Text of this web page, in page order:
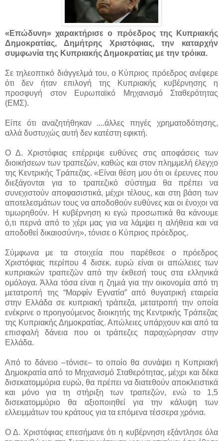
«Επώδυνη» χαρακτήρισε ο πρόεδρος της Κυπριακής
Δημοκρατίας, Δημήτρης Χριστόφιας, την καταρχήν
συμφωνία της Κυπριακής Δημοκρατίας με την τρόικα.
Σε τηλεοπτικό διάγγελμά του, ο Κύπριος πρόεδρος ανέφερε
ότι δεν ήταν επιλογή της Κυπριακής κυβέρνησης η
προσφυγή στον Ευρωπαϊκό Μηχανισμό Σταθερότητας
(ΕΜΣ).
Είπε ότι αναζητήθηκαν ....άλλες πηγές χρηματοδότησης,
αλλά δυστυχώς αυτή δεν κατέστη εφικτή.
Ο Δ. Χριστόφιας επέρριψε ευθύνες στις αποφάσεις των
διοικήσεων των τραπεζών, καθώς και στον πλημμελή έλεγχο
της Κεντρικής Τράπεζας. «Είναι θέση μου ότι οι έρευνες που
διεξάγονται για το τραπεζικό σύστημα θα πρέπει να
συνεχιστούν αποφασιστικά, μέχρι τέλους, και στη βάση των
αποτελεσμάτων τους να αποδοθούν ευθύνες και οι ένοχοι να
τιμωρηθούν. Η κυβέρνηση κι εγώ προσωπικά θα κάνουμε
ό,τι περνά από το χέρι μας για να λάμψει η αλήθεια και να
αποδοθεί δικαιοσύνη», τόνισε ο Κύπριος πρόεδρος.
Σύμφωνα με τα στοιχεία που παρέθεσε ο πρόεδρος
Χριστόφιας περίπου 4 δισεκ. ευρώ είναι οι απώλειες των
κυπριακών τραπεζών από την έκθεσή τους στα ελληνικά
ομόλογα. Άλλα τόσα είναι η ζημιά για την οικονομία από τη
μετατροπή της “Μαρφίν Εγνατία” από θυγατρική εταιρεία
στην Ελλάδα σε κυπριακή τράπεζα, μετατροπή την οποία
ενέκρινε ο προηγούμενος διοικητής της Κεντρικής Τράπεζας
της Κυπριακής Δημοκρατίας. Απώλειες υπάρχουν και από τα
επισφαλή δάνεια που οι τράπεζες παραχώρησαν στην
Ελλάδα.
Από το δάνειο –τόνισε– το οποίο θα συνάψει η Κυπριακή
Δημοκρατία από το Μηχανισμό Σταθερότητας, μέχρι και δέκα
δισεκατομμύρια ευρώ, θα πρέπει να διατεθούν αποκλειστικά
και μόνο για τη στήριξη των τραπεζών, ενώ το 1,5
δισεκατομμύριο θα αξιοποιηθεί για την κάλυψη των
ελλειμμάτων του κράτους για τα επόμενα τέσσερα χρόνια.
Ο Δ. Χριστόφιας επεσήμανε ότι η κυβέρνηση εξάντλησε όλα